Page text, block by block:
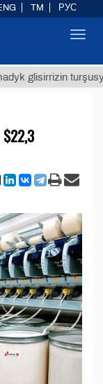
turşusy (t.)
TM РУС